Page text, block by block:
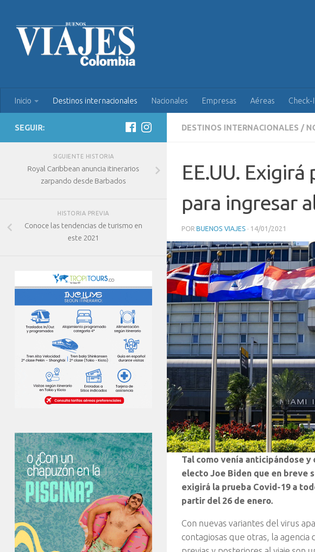
Inicio Destinos internacionales Nacionales Empresas Aéreas Check-
DESTINOS INTERNACIONALES /
EE.UU.
para ingresar
POR BUENOS VIAJES · 14/01/2021
Tal como venía anticipándose
electo Joe Biden que en breve
exigirá la prueba Covid-19 a
partir del 26 de enero.
Con nuevas variantes del virus
contagiosas que otras, la
SEGUIR:
SIGUIENTE HISTORIA
Royal Caribbean anuncia itinerarios
zarpando desde Barbados
HISTORIA PREVIA
Conoce las tendencias de turismo en
este 2021